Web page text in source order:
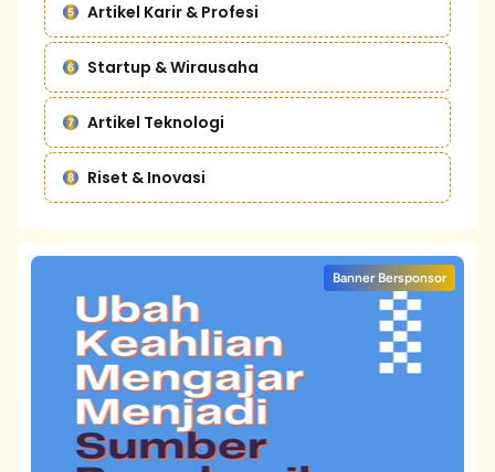
Artikel Karir & Profesi
Startup & Wirausaha
Artikel Teknologi
Riset & Inovasi
Banner Bersponsor